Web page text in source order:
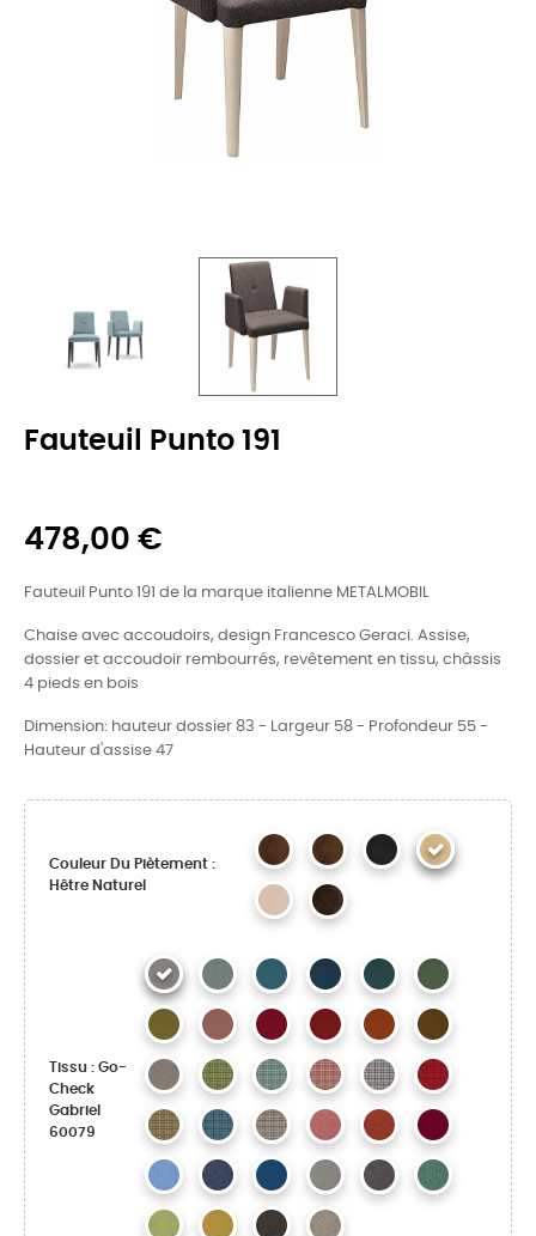
Fauteuil Punto 191
478,00 €
Fauteuil Punto 191 de la marque italienne METALMOBIL
Chaise avec accoudoirs, design Francesco Geraci. Assise,
dossier et accoudoir rembourrés, revêtement en tissu, châssis
4 pieds en bois
Dimension: hauteur dossier 83 - Largeur 58 - Profondeur 55 -
Hauteur d'assise 47
Couleur Du Piètement :
Hêtre Naturel
Tissu : Go-
Check
Gabriel
60079